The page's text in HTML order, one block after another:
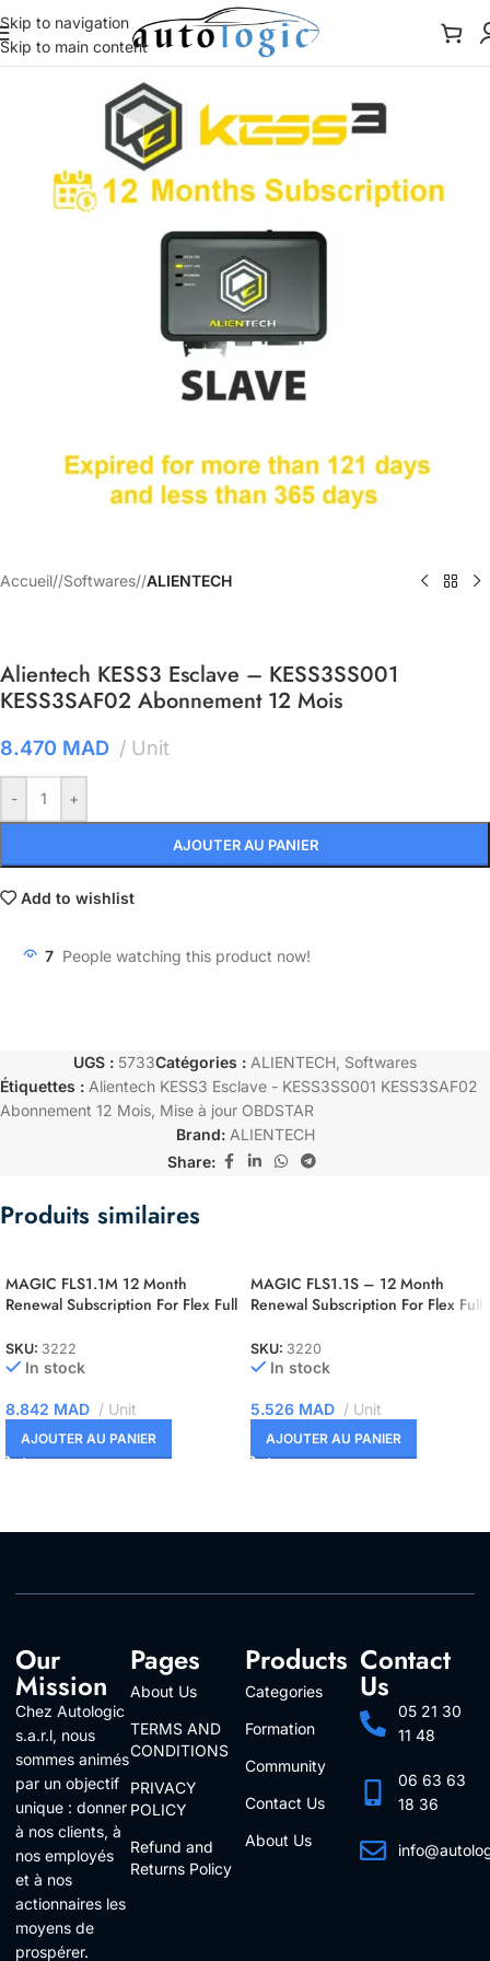
Skip to navigation
Skip to main content
Accueil/ Softwares/ ALIENTECH
Alientech KESS3 Esclave – KESS3SS001
KESS3SAF02 Abonnement 12 Mois
8.470 MAD Unit
- +
AJOUTER AU PANIER
Add to wishlist
7 People watching this product now!
UGS : 5733Catégories : ALIENTECH Softwares
Étiquettes : Alientech KESS3 Esclave - KESS3SS001 KESS3SAF02
Abonnement 12 Mois Mise à jour OBDSTAR
Brand: ALIENTECH
Share:
Produits similaires
MAGIC FLS1.1M 12 Month
Renewal Subscription For Flex Full
SKU: 3222
In stock
8.842 MAD Unit
AJOUTER AU PANIER
MAGIC FLS1.1S – 12 Month
Renewal Subscription For Flex Full
SKU: 3220
In stock
5.526 MAD Unit
AJOUTER AU PANIER
Our
Mission
Chez Autologic
s.a.r.l, nous
sommes animés
par un objectif
unique : donner
à nos clients, à
nos employés
et à nos
actionnaires les
moyens de
prospérer.
Pages
About Us
TERMS AND
CONDITIONS
PRIVACY
POLICY
Refund and
Returns Policy
Products
Categories
Formation
Community
Contact Us
About Us
Contact
Us
05 21 30
11 48
06 63 63
18 36